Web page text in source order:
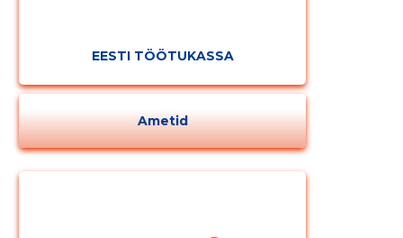
EESTI TÖÖTUKASSA
Ametid